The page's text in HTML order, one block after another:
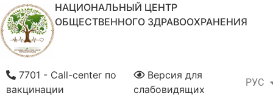
НАЦИОНАЛЬНЫЙ ЦЕНТР
ОБЩЕСТВЕННОГО ЗДРАВООХРАНЕНИЯ
РУС
ҚАЗ
Версия для
слабовидящих
7701 - Call-center по
вакцинации